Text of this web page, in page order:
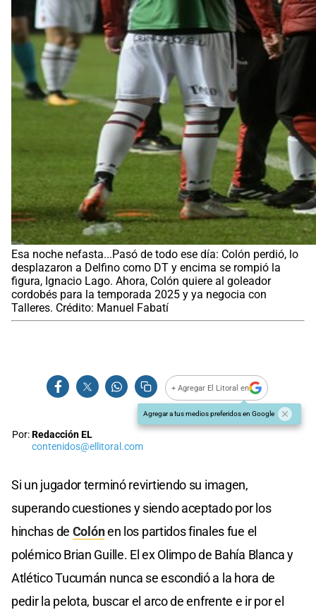
Esa noche nefasta...Pasó de todo ese día: Colón perdió, lo
desplazaron a Delfino como DT y encima se rompió la
figura, Ignacio Lago. Ahora, Colón quiere al goleador
cordobés para la temporada 2025 y ya negocia con
Talleres. Crédito: Manuel Fabatí
+ Agregar El Litoral en
Agregar a tus medios preferidos en Google
Por:Redacción EL
contenidos@ellitoral.com
Si un jugador terminó revirtiendo su imagen,
superando cuestiones y siendo aceptado por los
hinchas de Colónen los partidos finales fue el
polémico Brian Guille. El ex Olimpo de Bahía Blanca y
Atlético Tucumán nunca se escondió a la hora de
pedir la pelota, buscar el arco de enfrente e ir por el